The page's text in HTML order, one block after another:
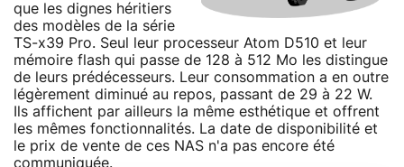
que les dignes héritiers
des modèles de la série
TS-x39 Pro. Seul leur processeur Atom D510 et leur
mémoire flash qui passe de 128 à 512 Mo les distingue
de leurs prédécesseurs. Leur consommation a en outre
légèrement diminué au repos, passant de 29 à 22 W.
Ils affichent par ailleurs la même esthétique et offrent
les mêmes fonctionnalités. La date de disponibilité et
le prix de vente de ces NAS n'a pas encore été
communiquée.